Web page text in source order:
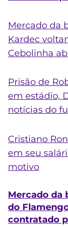
Mercado da
Kardec
Cebolinha
Prisão de
em estádio,
notícias do
Cristiano
em seu
motivo
Mercado da
do
contratado